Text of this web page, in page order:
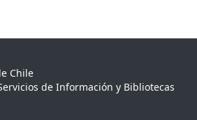
Chile
de Información y Bibliotecas